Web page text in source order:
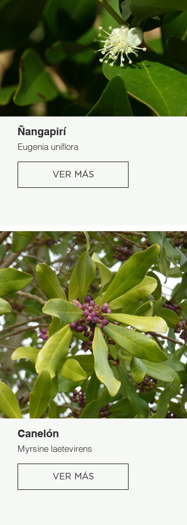
Ñangapirí
Eugenia uniflora
VER MÁS
Canelón
Myrsine laetevirens
VER MÁS